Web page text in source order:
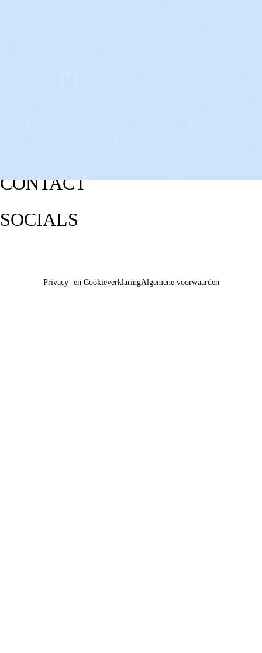
CONTACT
SOCIALS
Privacy- en CookieverklaringAlgemene voorwaarden